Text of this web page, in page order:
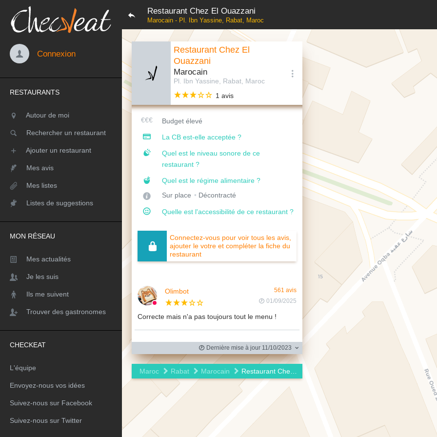
Restaurant Chez El Ouazzani
Marocain - Pl. Ibn Yassine, Rabat, Maroc
Connexion
RESTAURANTS
Autour de moi
Rechercher un restaurant
Ajouter un restaurant
Mes avis
Mes listes
Listes de suggestions
MON RÉSEAU
Mes actualités
Je les suis
Ils me suivent
Trouver des gastronomes
CHECKEAT
L'équipe
Envoyez-nous vos idées
Suivez-nous sur Facebook
Suivez-nous sur Twitter
Restaurant Chez El
Ouazzani
Marocain
Pl. Ibn Yassine, Rabat, Maroc
1 avis
Budget élevé
La CB est-elle acceptée ?
Quel est le niveau sonore de ce
restaurant ?
Quel est le régime alimentaire ?
Sur place
Décontracté
Quelle est l'accessibilité de ce restaurant ?
Connectez-vous pour voir tous les avis,
ajouter le votre et compléter la fiche du
restaurant
Olimbot
561 avis
01/09/2025
Correcte mais n'a pas toujours tout le menu !
Dernière mise à jour 11/10/2023
Maroc Rabat Marocain